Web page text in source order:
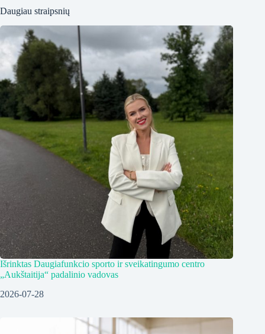
Daugiau straipsnių
Išrinktas Daugiafunkcio sporto ir sveikatingumo centro
„Aukštaitija“ padalinio vadovas
2026-07-28